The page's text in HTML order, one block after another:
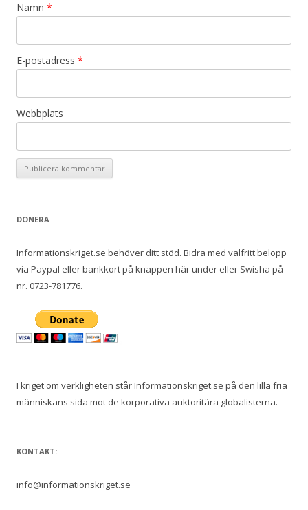
Namn *
E-postadress *
Webbplats
DONERA
Informationskriget.se behöver ditt stöd. Bidra med valfritt belopp
via Paypal eller bankkort på knappen här under eller Swisha på
nr. 0723-781776.
I kriget om verkligheten står Informationskriget.se på den lilla fria
människans sida mot de korporativa auktoritära globalisterna.
KONTAKT:
info@informationskriget.se